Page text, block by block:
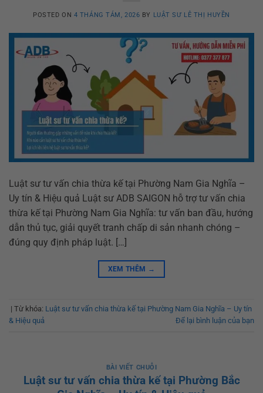
POSTED ON 4 THÁNG TÁM, 2026 BY LUẬT SƯ LÊ THỊ HUYỀN
Luật sư tư vấn chia thừa kế tại Phường Nam Gia Nghĩa –
Uy tín & Hiệu quả Luật sư ADB SAIGON hỗ trợ tư vấn chia
thừa kế tại Phường Nam Gia Nghĩa: tư vấn ban đầu, hướng
dẫn thủ tục, giải quyết tranh chấp di sản nhanh chóng –
đúng quy định pháp luật. […]
XEM THÊM →
| Từ khóa: Luật sư tư vấn chia thừa kế tại Phường Nam Gia Nghĩa – Uy tín
& Hiệu quả
Để lại bình luận của bạn
BÀI VIẾT CHUỖI
Luật sư tư vấn chia thừa kế tại Phường Bắc